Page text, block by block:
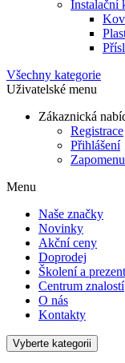
Instalační
Všechny kategorie
Uživatelské menu
Zákaznická
Registrace
Přihlášení
Menu
Naše značky
Novinky
Akční ceny
Doprodej
Školení a
Centrum znalostí
O nás
Kontakty
Vyberte kategorii